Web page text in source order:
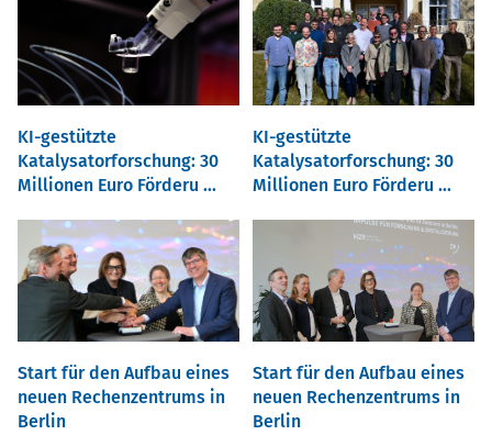
KI-gestützte
Katalysatorforschung: 30
Millionen Euro Förderu ...
KI-gestützte
Katalysatorforschung: 30
Millionen Euro Förderu ...
Start für den Aufbau eines
neuen Rechenzentrums in
Berlin
Start für den Aufbau eines
neuen Rechenzentrums in
Berlin